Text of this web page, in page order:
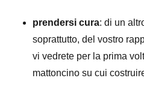
prendersi cura: di un
soprattutto, del vostro
vi vedrete per la prima
mattoncino su cui